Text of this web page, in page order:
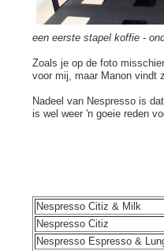
een eerste stapel koffie -
Zoals je op de foto
voor mij, maar Manon vindt
Nadeel van Nespresso is
is wel weer 'n goeie reden
Nespresso Citiz & Milk
Nespresso Citiz
Nespresso Espresso &